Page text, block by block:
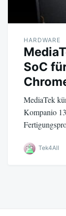
HARDWARE
SoC
MediaTek
Kompanio
Tek4All